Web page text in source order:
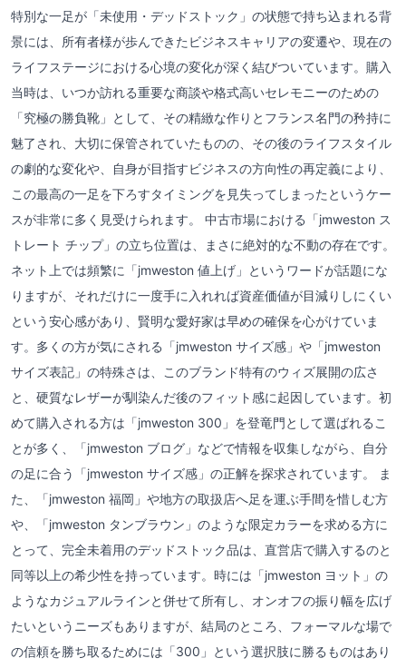
特別な一足が「未使用・デッドストック」の状態で持ち込まれる背
景には、所有者様が歩んできたビジネスキャリアの変遷や、現在の
ライフステージにおける心境の変化が深く結びついています。購入
当時は、いつか訪れる重要な商談や格式高いセレモニーのための
「究極の勝負靴」として、その精緻な作りとフランス名門の矜持に
魅了され、大切に保管されていたものの、その後のライフスタイル
の劇的な変化や、自身が目指すビジネスの方向性の再定義により、
この最高の一足を下ろすタイミングを見失ってしまったというケー
スが非常に多く見受けられます。 中古市場における「jmweston ス
トレート チップ」の立ち位置は、まさに絶対的な不動の存在です。
ネット上では頻繁に「jmweston 値上げ」というワードが話題にな
りますが、それだけに一度手に入れれば資産価値が目減りしにくい
という安心感があり、賢明な愛好家は早めの確保を心がけていま
す。多くの方が気にされる「jmweston サイズ感」や「jmweston
サイズ表記」の特殊さは、このブランド特有のウィズ展開の広さ
と、硬質なレザーが馴染んだ後のフィット感に起因しています。初
めて購入される方は「jmweston 300」を登竜門として選ばれるこ
とが多く、「jmweston ブログ」などで情報を収集しながら、自分
の足に合う「jmweston サイズ感」の正解を探求されています。 ま
た、「jmweston 福岡」や地方の取扱店へ足を運ぶ手間を惜しむ方
や、「jmweston タンブラウン」のような限定カラーを求める方に
とって、完全未着用のデッドストック品は、直営店で購入するのと
同等以上の希少性を持っています。時には「jmweston ヨット」の
ようなカジュアルラインと併せて所有し、オンオフの振り幅を広げ
たいというニーズもありますが、結局のところ、フォーマルな場で
の信頼を勝ち取るためには「300」という選択肢に勝るものはあり